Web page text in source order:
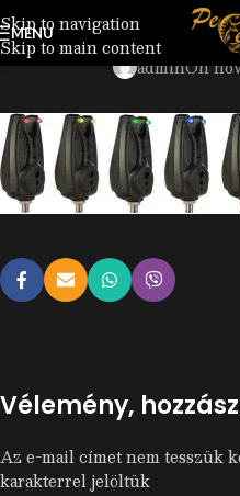
Skip to navigation
Skip to main content
MENU
adminOn
Vélemény,
Az e-mail címet nem tesszük
karakterrel jelöltük